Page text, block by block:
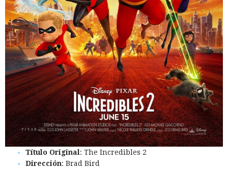
Título Original: The Incredibles 2
Dirección: Brad Bird